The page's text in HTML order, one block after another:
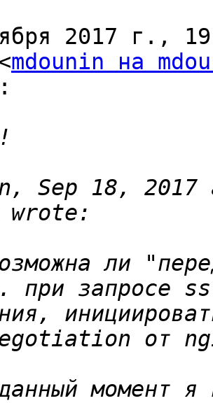
2017 г.,
mdounin на
Sep 18,
при запросе
момент я